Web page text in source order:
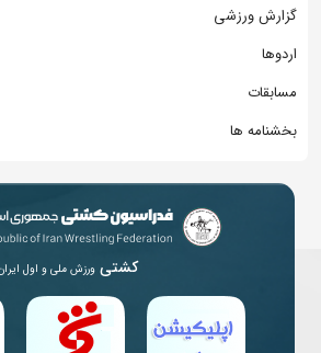
گزارش ورزشی
اردوها
مسابقات
بخشنامه ها
کشتی ورزش ملی و اول